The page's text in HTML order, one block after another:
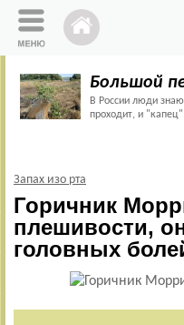
Большой
В России люди
проходит, и
Запах изо рта
Горичник
плешивости,
головных